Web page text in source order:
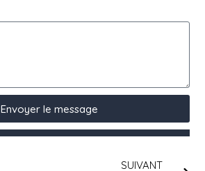
Envoyer le message
SUIVANT